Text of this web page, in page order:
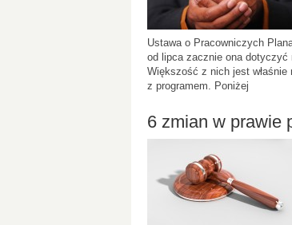
Ustawa o Pracowniczych
od lipca zacznie ona dotyczyć
Większość z nich jest
z programem. Poniżej
6 zmian w prawie